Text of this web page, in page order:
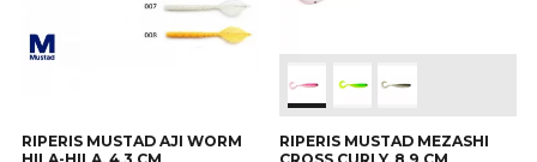
RIPERIS MUSTAD AJI WORM
RIPERIS MUSTAD MEZASHI